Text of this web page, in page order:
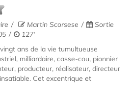
Martin Scorsese
Sortie
127'
ans de la vie tumultueuse
milliardaire, casse-cou, pionnier
producteur, réalisateur, directeur
Cet excentrique et